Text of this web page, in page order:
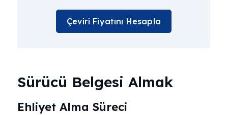
Çeviri Fiyatını Hesapla
Sürücü Belgesi Almak
Ehliyet Alma Süreci